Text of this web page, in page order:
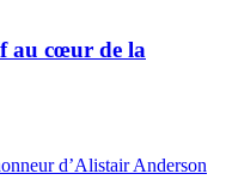
au cœur de la